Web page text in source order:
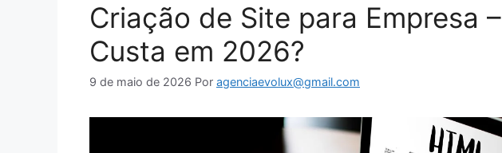
Criação de Site para Empresa
Custa em 2026?
9 de maio de 2026 Por agenciaevolux@gmail.com